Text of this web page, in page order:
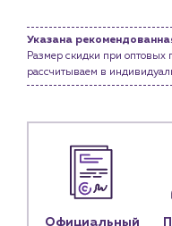
Застройщикам
Снабженцам и
Монтажным бригадам
История компании
Услуги
Водоснабжение и
Указана
Размер скидки при оптовых
рассчитываем в
Официальный